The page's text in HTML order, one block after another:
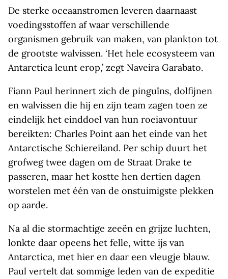
De sterke oceaanstromen leveren daarnaast
voedingsstoffen af waar verschillende
organismen gebruik van maken, van plankton tot
de grootste walvissen. ‘Het hele ecosysteem van
Antarctica leunt erop,’ zegt Naveira Garabato.
Fiann Paul herinnert zich de pinguïns, dolfijnen
en walvissen die hij en zijn team zagen toen ze
eindelijk het einddoel van hun roeiavontuur
bereikten: Charles Point aan het einde van het
Antarctische Schiereiland. Per schip duurt het
grofweg twee dagen om de Straat Drake te
passeren, maar het kostte hen dertien dagen
worstelen met één van de onstuimigste plekken
op aarde.
Na al die stormachtige zeeën en grijze luchten,
lonkte daar opeens het felle, witte ijs van
Antarctica, met hier en daar een vleugje blauw.
Paul vertelt dat sommige leden van de expeditie